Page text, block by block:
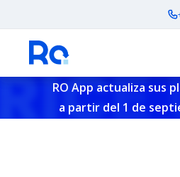
RO App actualiza sus
a partir del 1 de